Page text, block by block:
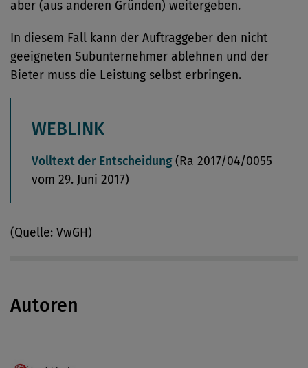
aber (aus anderen Gründen) weitergeben.
In diesem Fall kann der Auftraggeber den nicht
geeigneten Subunternehmer ablehnen und der
Bieter muss die Leistung selbst erbringen.
WEBLINK
Volltext der Entscheidung(Ra 2017/04/0055
vom 29. Juni 2017)
(Quelle: VwGH)
Autoren